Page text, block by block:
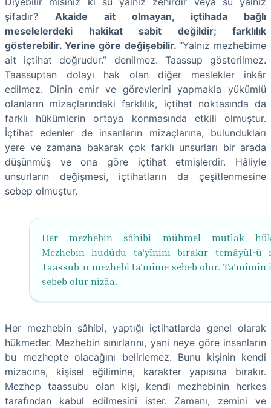
şifadır? Akaide ait olmayan, içtihada bağlı
meselelerdeki hakikat sabit değildir; farklılık
gösterebilir. Yerine göre değişebilir. “Yalnız mezhebime
ait içtihat doğrudur.” denilmez. Taassup gösterilmez.
Taassuptan dolayı hak olan diğer meslekler inkâr
edilmez. Dinin emir ve görevlerini yapmakla yükümlü
olanların mizaçlarındaki farklılık, içtihat noktasında da
farklı hükümlerin ortaya konmasında etkili olmuştur.
İçtihat edenler de insanların mizaçlarına, bulundukları
yere ve zamana bakarak çok farklı unsurları bir arada
düşünmüş ve ona göre içtihat etmişlerdir. Hâliyle
unsurların değişmesi, içtihatların da çeşitlenmesine
sebep olmuştur.
Her mezhebin sâhibi mühmel mutlak
Mezhebin hudûdu ta‘yînini bırakır temâyül-ü
Taassub-u mezhebî ta‘mîme sebeb olur. Ta‘mîmin
sebeb olur nizâa.
Her mezhebin sâhibi, yaptığı içtihatlarda genel olarak
hükmeder. Mezhebin sınırlarını, yani neye göre insanların
bu mezhepte olacağını belirlemez. Bunu kişinin kendi
mizacına, kişisel eğilimine, karakter yapısına bırakır.
Mezhep taassubu olan kişi, kendi mezhebinin herkes
tarafından kabul edilmesini ister. Zamanı, zemini ve